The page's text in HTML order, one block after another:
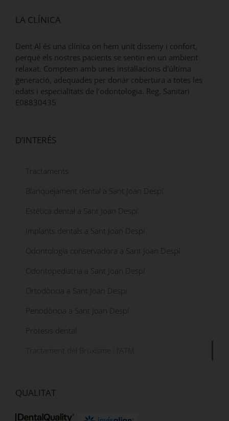
LA CLÍNICA
Dent Al és una clínica on hem unit disseny i confort,
perquè els nostres pacients se sentin en un ambient
relaxat. Comptem amb unes instal·lacions d’última
generació, adequades per donar cobertura a totes les
edats i especialitats de l’odontologia. Reg. Sanitari
E08830435
D’INTERÈS
Tractaments
Blanquejament dental a Sant Joan Despí
Estètica dental a Sant Joan Despí
Implants dentals a Sant Joan Despí
Odontologia conservadora a Sant Joan Despí
Odontopediatria a Sant Joan Despí
Ortodòncia a Sant Joan Despí
Periodòncia a Sant Joan Despí
Pròtesis dental
Tractament del Bruxisme i l’ATM
QUALITAT